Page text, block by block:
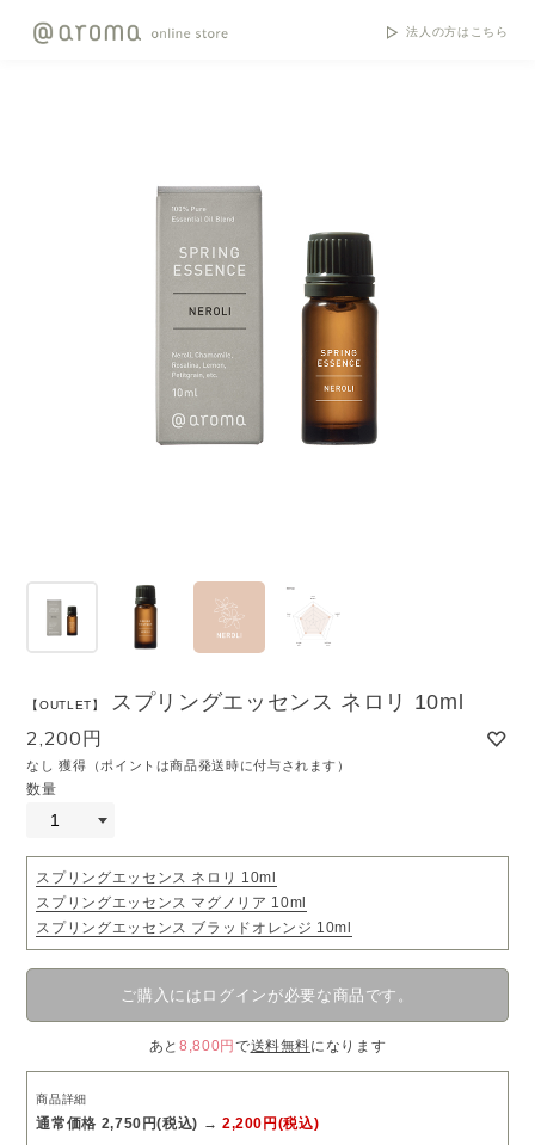
法人の方はこちら
【OUTLET】
スプリングエッセンス ネロリ 10ml
2,200円
なし 獲得（ポイントは商品発送時に付与されます）
数量
スプリングエッセンス ネロリ 10ml
スプリングエッセンス マグノリア 10ml
スプリングエッセンス ブラッドオレンジ 10ml
ご購入にはログインが必要な商品です。
あと8,800円 で送料無料になります
商品詳細
通常価格 2,750円(税込) → 2,200円(税込)